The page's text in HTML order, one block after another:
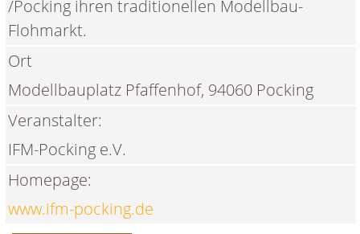
/Pocking ihren traditionellen Modellbau-
Flohmarkt.
Ort
Modellbauplatz Pfaffenhof, 94060 Pocking
Veranstalter:
IFM-Pocking e.V.
Homepage:
www.ifm-pocking.de